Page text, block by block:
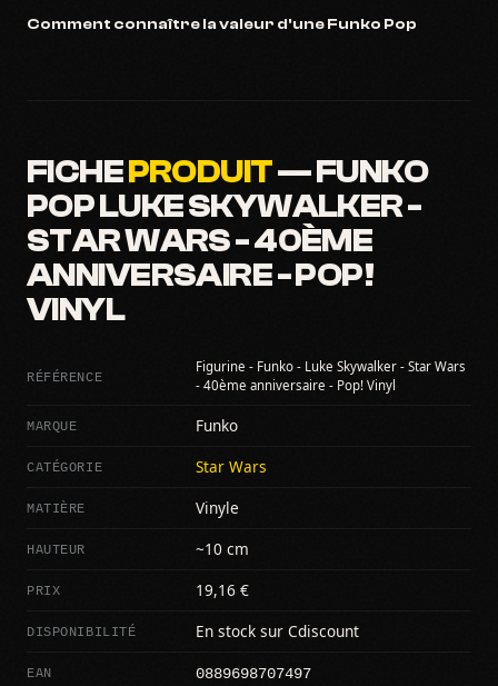
Comment connaître la valeur d'une Funko Pop
FICHEPRODUIT— FUNKO
POP LUKE SKYWALKER -
STAR WARS - 40ÈME
ANNIVERSAIRE - POP!
VINYL
RÉFÉRENCE
Figurine - Funko - Luke Skywalker - Star Wars
- 40ème anniversaire - Pop! Vinyl
MARQUE Funko
CATÉGORIE Star Wars
MATIÈRE Vinyle
HAUTEUR ~10 cm
PRIX 19,16 €
DISPONIBILITÉ En stock sur Cdiscount
EAN 0889698707497